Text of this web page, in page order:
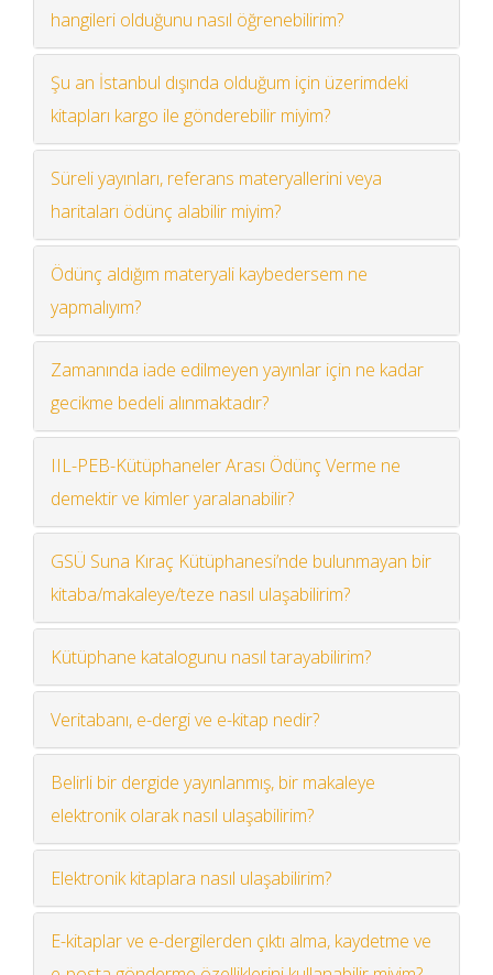
hangileri olduğunu nasıl öğrenebilirim?
Şu an İstanbul dışında olduğum için üzerimdeki
kitapları kargo ile gönderebilir miyim?
Süreli yayınları, referans materyallerini veya
haritaları ödünç alabilir miyim?
Ödünç aldığım materyali kaybedersem ne
yapmalıyım?
Zamanında iade edilmeyen yayınlar için ne kadar
gecikme bedeli alınmaktadır?
IIL-PEB-Kütüphaneler Arası Ödünç Verme ne
demektir ve kimler yaralanabilir?
GSÜ Suna Kıraç Kütüphanesi’nde bulunmayan bir
kitaba/makaleye/teze nasıl ulaşabilirim?
Kütüphane katalogunu nasıl tarayabilirim?
Veritabanı, e-dergi ve e-kitap nedir?
Belirli bir dergide yayınlanmış, bir makaleye
elektronik olarak nasıl ulaşabilirim?
Elektronik kitaplara nasıl ulaşabilirim?
E-kitaplar ve e-dergilerden çıktı alma, kaydetme ve